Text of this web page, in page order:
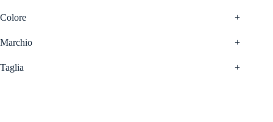
Colore +
Marchio +
Taglia +